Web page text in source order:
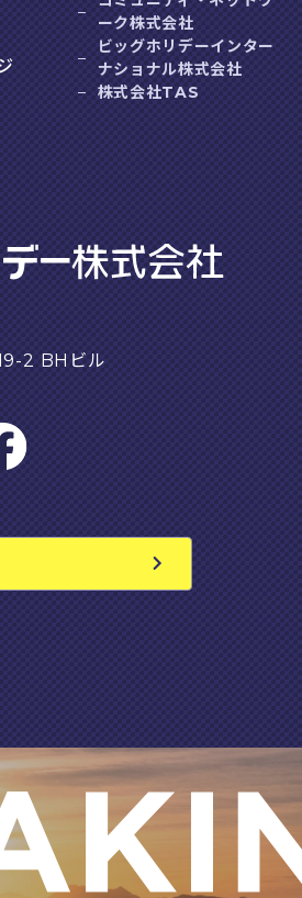
ーク株式会社
ビッグホリデーインター
ナショナル株式会社
株式会社TAS
2 BHビル